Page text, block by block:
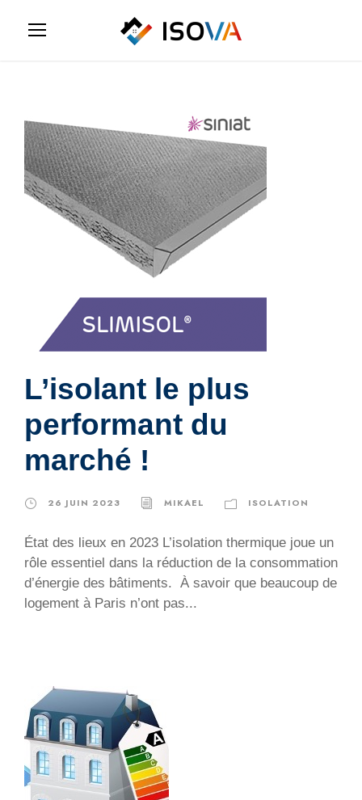
L’isolant le plus
performant du
marché !
26 JUIN 2023 MIKAEL ISOLATION
État des lieux en 2023 L’isolation thermique joue un
rôle essentiel dans la réduction de la consommation
d’énergie des bâtiments. À savoir que beaucoup de
logement à Paris n’ont pas...